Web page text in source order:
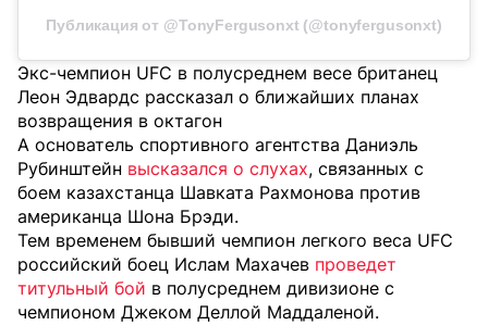
Публикация от @TonyFergusonxt (@tonyfergusonxt)
Экс-чемпион UFC в полусреднем весе британец
Леон Эдвардс рассказал о ближайших планах
возвращения в октагон
А основатель спортивного агентства Даниэль
Рубинштейн высказался о слухах, связанных с
боем казахстанца Шавката Рахмонова против
американца Шона Брэди.
Тем временем бывший чемпион легкого веса UFC
российский боец Ислам Махачев проведет
титульный бой в полусреднем дивизионе с
чемпионом Джеком Деллой Маддаленой.